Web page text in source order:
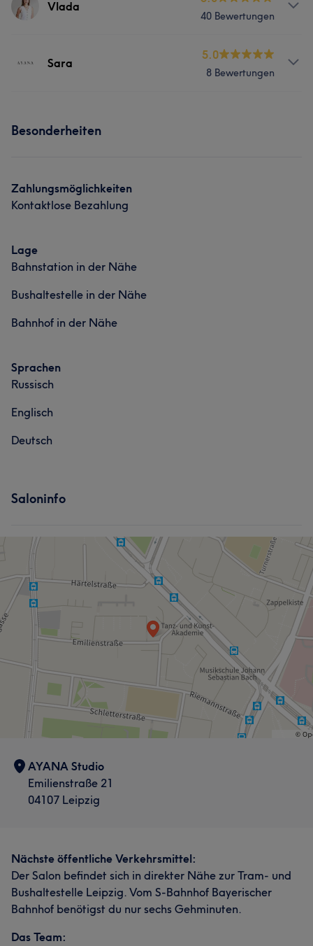
Was unsere Kunden über Karina sagen
Professionell 6
Portfolio
Portfolio
Vlada
40 Bewertungen
Portfolio
Was unsere Kunden über Vlada sagen
Sara
5.0
8 Bewertungen
Besonderheiten
Zahlungsmöglichkeiten
Kontaktlose Bezahlung
Lage
Bahnstation in der Nähe
Bushaltestelle in der Nähe
Bahnhof in der Nähe
Sprachen
Russisch
Englisch
Deutsch
Saloninfo
AYANA Studio
Emilienstraße 21
04107 Leipzig
Nächste öffentliche Verkehrsmittel:
Der Salon befindet sich in direkter Nähe zur Tram- und
Bushaltestelle Leipzig. Vom S-Bahnhof Bayerischer
Bahnhof benötigst du nur sechs Gehminuten.
Das Team: